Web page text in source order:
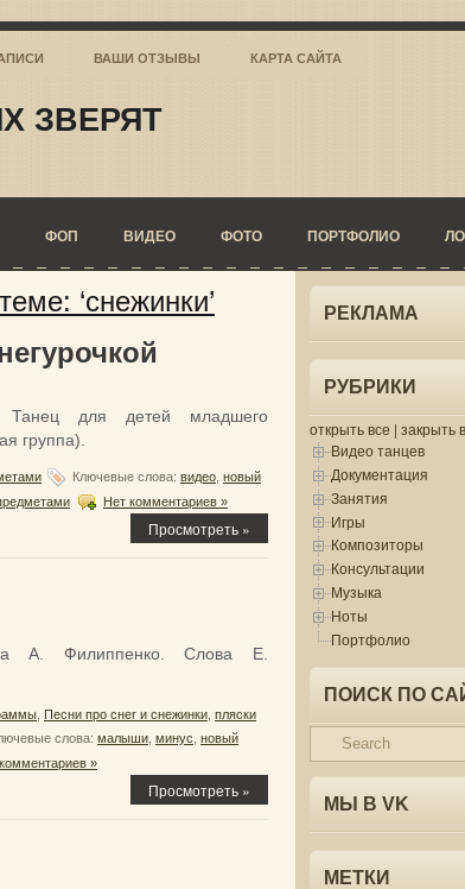
ВАШИ ОТЗЫВЫ КАРТА САЙТА
ЗВЕРЯТ
ФОП ВИДЕО ФОТО ПОРТФОЛИО
‘снежинки’
Танец для детей младшего
группа).
Ключевые слова: видео новый
Нет комментариев »
Просмотреть »
А. Филиппенко. Слова Е.
Песни про снег и снежинки пляски
слова: малыши минус новый
»
Просмотреть »
РЕКЛАМА
РУБРИКИ
открыть все | закрыть
Видео танцев
Документация
Занятия
Игры
Композиторы
Консультации
Музыка
Ноты
Портфолио
ПОИСК ПО
МЫ В VK
МЕТКИ